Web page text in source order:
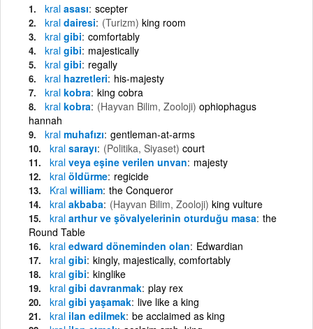
kral asası scepter
kral dairesi (Turizm) king room
kral gibi comfortably
kral gibi majestically
kral gibi regally
kral hazretleri his-majesty
kral kobra king cobra
kral kobra (Hayvan Bilim, Zooloji) ophiophagus
hannah
kral muhafızı gentleman-at-arms
kral sarayı (Politika, Siyaset) court
kral veya eşine verilen unvan majesty
kral öldürme regicide
Kral william the Conqueror
kral akbaba (Hayvan Bilim, Zooloji) king vulture
kral arthur ve şövalyelerinin oturduğu masa the
Round Table
kral edward döneminden olan Edwardian
kral gibi kingly, majestically, comfortably
kral gibi kinglike
kral gibi davranmak play rex
kral gibi yaşamak live like a king
kral ilan edilmek be acclaimed as king